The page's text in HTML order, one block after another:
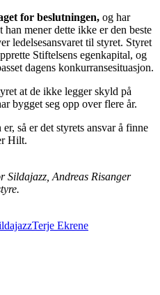
for beslutningen, og har
han mener dette ikke er den beste
ledelsesansvaret til styret. Styret
Stiftelsens egenkapital, og
dagens konkurransesituasjon.
at de ikke leggerskyld på
bygget seg opp over flere år.
så er det styrets ansvar å finne
Hilt.
Sildajazz, Andreas Risanger
Terje Ekrene